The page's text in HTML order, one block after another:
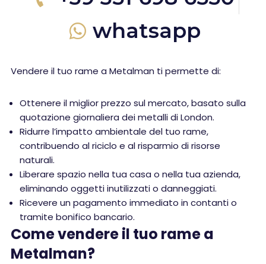
whatsapp
Vendere il tuo rame a Metalman ti permette di:
Ottenere il miglior prezzo sul mercato, basato sulla
quotazione giornaliera dei metalli di London.
Ridurre l’impatto ambientale del tuo rame,
contribuendo al riciclo e al risparmio di risorse
naturali.
Liberare spazio nella tua casa o nella tua azienda,
eliminando oggetti inutilizzati o danneggiati.
Ricevere un pagamento immediato in contanti o
tramite bonifico bancario.
Come vendere il tuo rame a
Metalman?